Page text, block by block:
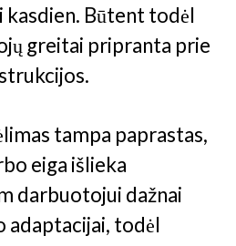
Būtent todėl
greitai pripranta prie
tampa paprastas,
eiga išlieka
darbuotojui dažnai
adaptacijai, todėl